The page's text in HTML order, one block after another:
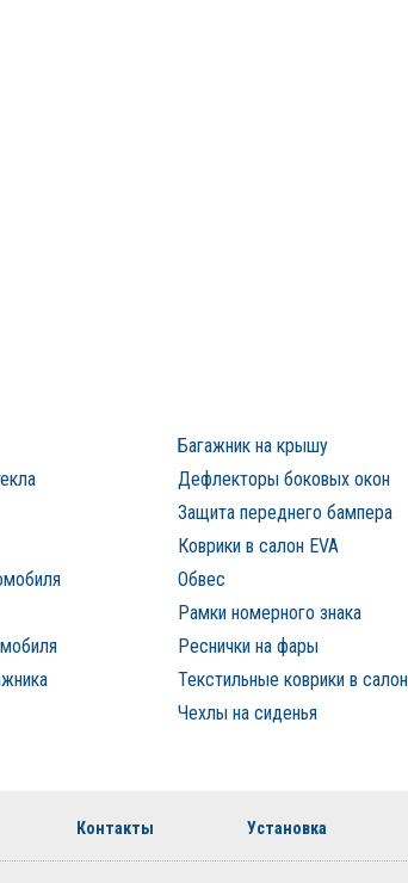
Багажник на крышу
Дефлекторы боковых окон
Защита переднего бампера
Коврики в салон EVA
Обвес
Рамки номерного знака
Реснички на фары
Текстильные коврики в салон
Чехлы на сиденья
Контакты Установка